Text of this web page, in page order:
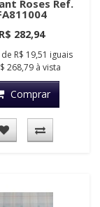
Roses Ref.
R$ 282,94
de R$ 19,51 iguais
268,79 à vista
Comprar